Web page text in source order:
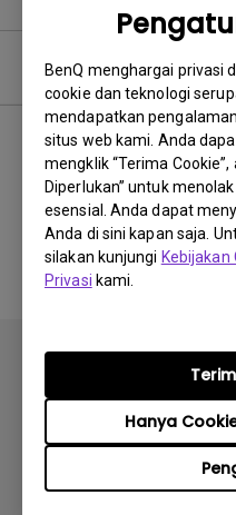
BenQ menghargai privasi
cookie dan teknologi
mendapatkan
situs web kami. Anda
mengklik “Terima
Diperlukan” untuk
esensial. Anda dapat
Anda di sini kapan saja.
silakan kunjungi Kebijakan
Privasi kami.
Hanya
Perangkat Lunak
Tidak ada
&amp;